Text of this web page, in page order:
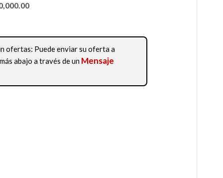
ofertas: Puede enviar su oferta a
abajo a través de un Mensaje